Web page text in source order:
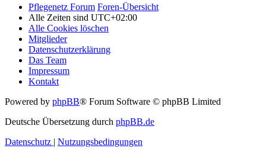
Pflegenetz Forum Foren-Übersicht
Alle Zeiten sind UTC+02:00
Alle Cookies löschen
Mitglieder
Datenschutzerklärung
Das Team
Impressum
Kontakt
Powered by phpBB® Forum Software © phpBB Limited
Deutsche Übersetzung durch phpBB.de
Datenschutz
Nutzungsbedingungen